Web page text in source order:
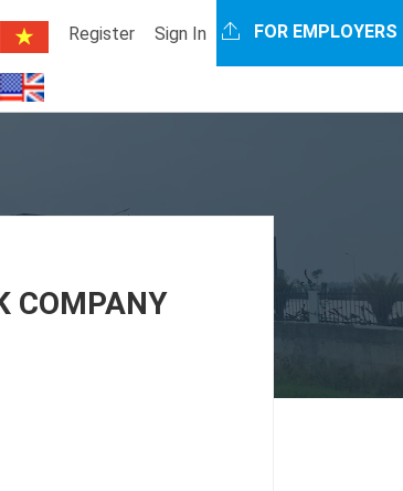
Register Sign In FOR EMPLOYERS
COMPANY